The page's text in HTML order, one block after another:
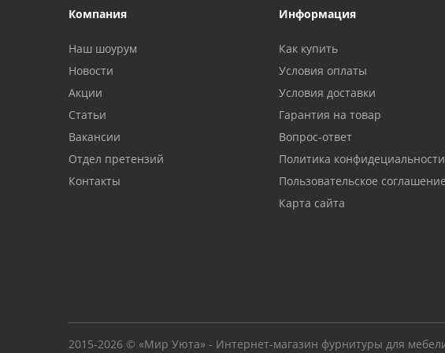
Компания
Наш шоурум
Новости
Акции
Статьи
Вакансии
Отдел претензий
Контакты
Информация
Как купить
Условия оплаты
Условия доставки
Гарантия на товар
Вопрос-ответ
Политика конфидециальности
Пользовательское соглашение
Карта сайта
2015-2026 © «Мир Уюта» - Интернет-магазин фурнитуры для